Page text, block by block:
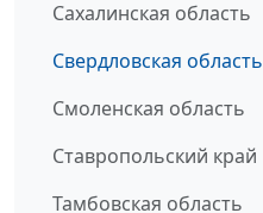
Сахалинская область
Свердловская область
Смоленская область
Ставропольский край
Тамбовская область